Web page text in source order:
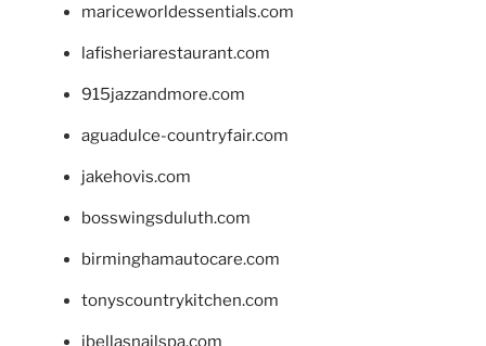
mariceworldessentials.com
lafisheriarestaurant.com
915jazzandmore.com
aguadulce-countryfair.com
jakehovis.com
bosswingsduluth.com
birminghamautocare.com
tonyscountrykitchen.com
jbellasnailspa.com